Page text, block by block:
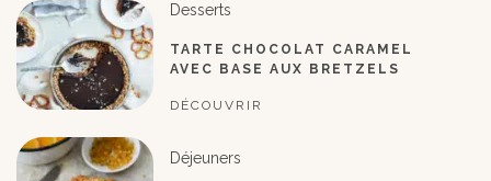
Desserts
TARTE CHOCOLAT CARAMEL
AVEC BASE AUX BRETZELS
DÉCOUVRIR
Déjeuners